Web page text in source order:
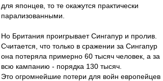
для японцев, то те окажутся практически
парализованными.
Но Британия проигрывает Сингапур и пролив.
Считается, что только в сражении за Сингапур
она потеряла примерно 60 тысяч человек, а за
всю кампанию - порядка 130 тысяч.
Это огромнейшие потери для войн европейцев